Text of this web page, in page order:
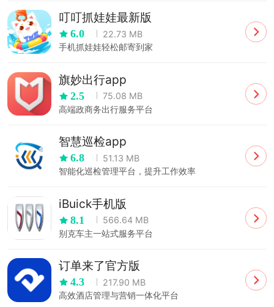
叮叮抓娃娃最新版
6.0
22.73 MB
手机抓娃娃轻松邮寄到家
旗妙出行app
2.5
75.08 MB
高端政商务出行服务平台
智慧巡检app
6.8
51.13 MB
智能化巡检管理平台，提升工作效率
iBuick手机版
8.1
566.64 MB
别克车主一站式服务平台
订单来了官方版
4.3
217.90 MB
高效酒店管理与营销一体化平台